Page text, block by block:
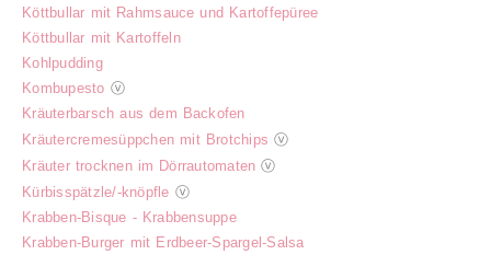
Köttbullar mit Rahmsauce und Kartoffepüree
Köttbullar mit Kartoffeln
Kohlpudding
Kombupesto ⓥ
Kräuterbarsch aus dem Backofen
Kräutercremesüppchen mit Brotchips ⓥ
Kräuter trocknen im Dörrautomaten ⓥ
Kürbisspätzle/-knöpfle ⓥ
Krabben-Bisque - Krabbensuppe
Krabben-Burger mit Erdbeer-Spargel-Salsa